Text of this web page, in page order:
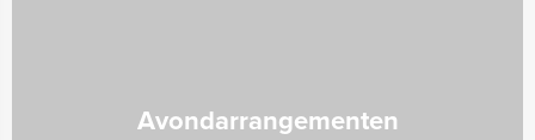
Avondarrangementen